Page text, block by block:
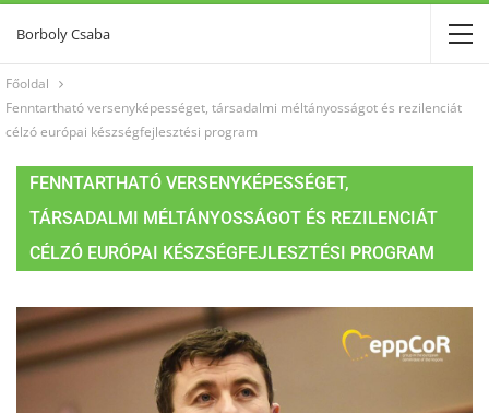
Borboly Csaba
Főoldal
Fenntartható versenyképességet, társadalmi méltányosságot és rezilenciát
célzó európai készségfejlesztési program
FENNTARTHATÓ VERSENYKÉPESSÉGET,
TÁRSADALMI MÉLTÁNYOSSÁGOT ÉS REZILENCIÁT
CÉLZÓ EURÓPAI KÉSZSÉGFEJLESZTÉSI PROGRAM